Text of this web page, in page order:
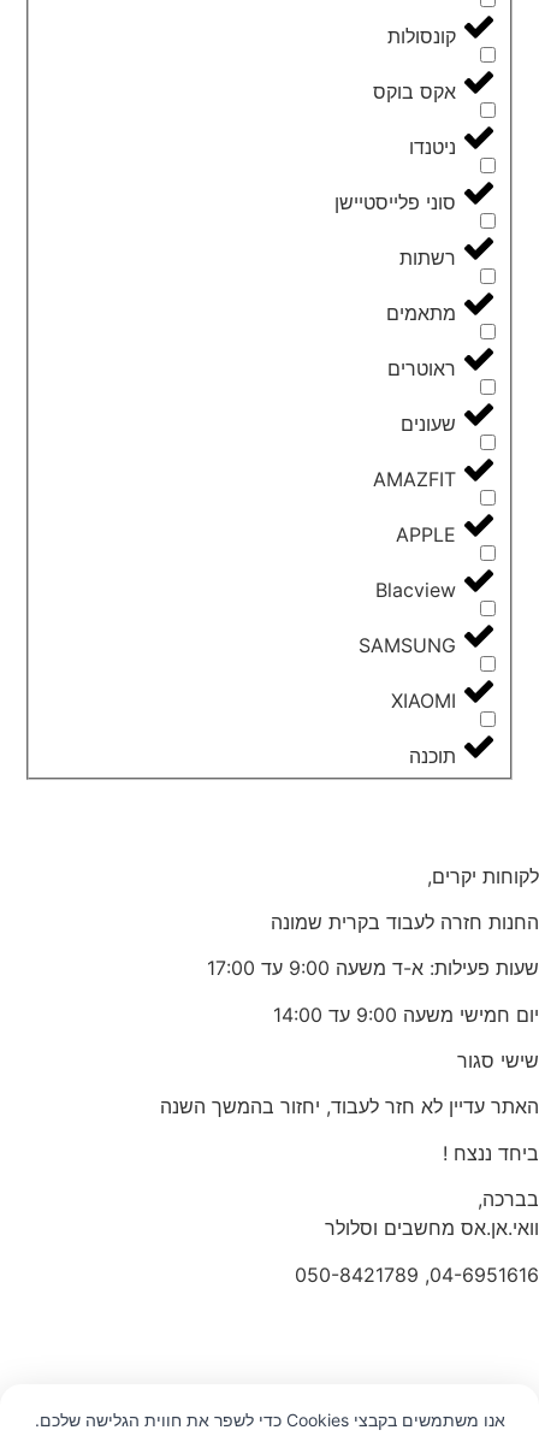
קונסולות
אקס בוקס
ניטנדו
סוני פלייסטיישן
רשתות
מתאמים
ראוטרים
שעונים
AMAZFIT
APPLE
Blacview
SAMSUNG
XIAOMI
תוכנה
לקוחות יקרים,
החנות חזרה לעבוד בקרית שמונה
שעות פעילות: א-ד משעה 9:00 עד 17:00
יום חמישי משעה 9:00 עד 14:00
שישי סגור
האתר עדיין לא חזר לעבוד, יחזור בהמשך השנה
ביחד ננצח !
בברכה,
וואי.אן.אס מחשבים וסלולר
04-6951616, 050-8421789
אנו משתמשים בקבצי Cookies כדי לשפר את חווית הגלישה שלכם.